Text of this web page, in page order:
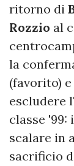
ritorno di
Rozzio al
la
(favorito) e
escludere
classe '99:
scalare in
sacrificio